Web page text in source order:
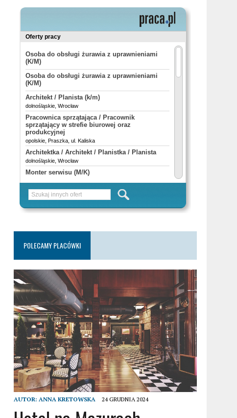
POLECAMY PLACÓWKI
AUTOR: ANNA KRETOWSKA 24 GRUDNIA 2024